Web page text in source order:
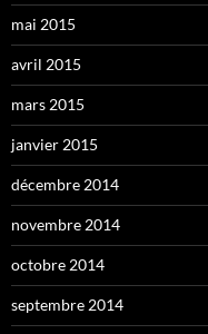
mai 2015
avril 2015
mars 2015
janvier 2015
décembre 2014
novembre 2014
octobre 2014
septembre 2014